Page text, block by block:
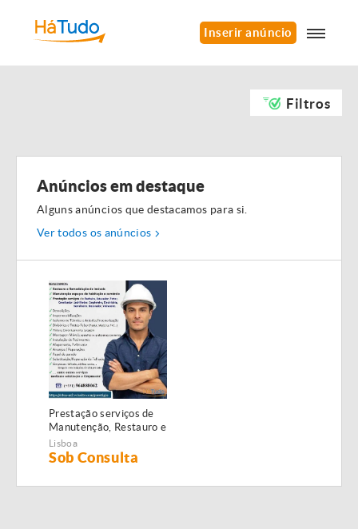
Inserir anúncio
Filtros
Anúncios em destaque
Alguns anúncios que destacamos para si.
Ver todos os anúncios
Prestação serviços de
Manutenção, Restauro e
Remodelação de
imóveis!
Lisboa
Sob Consulta